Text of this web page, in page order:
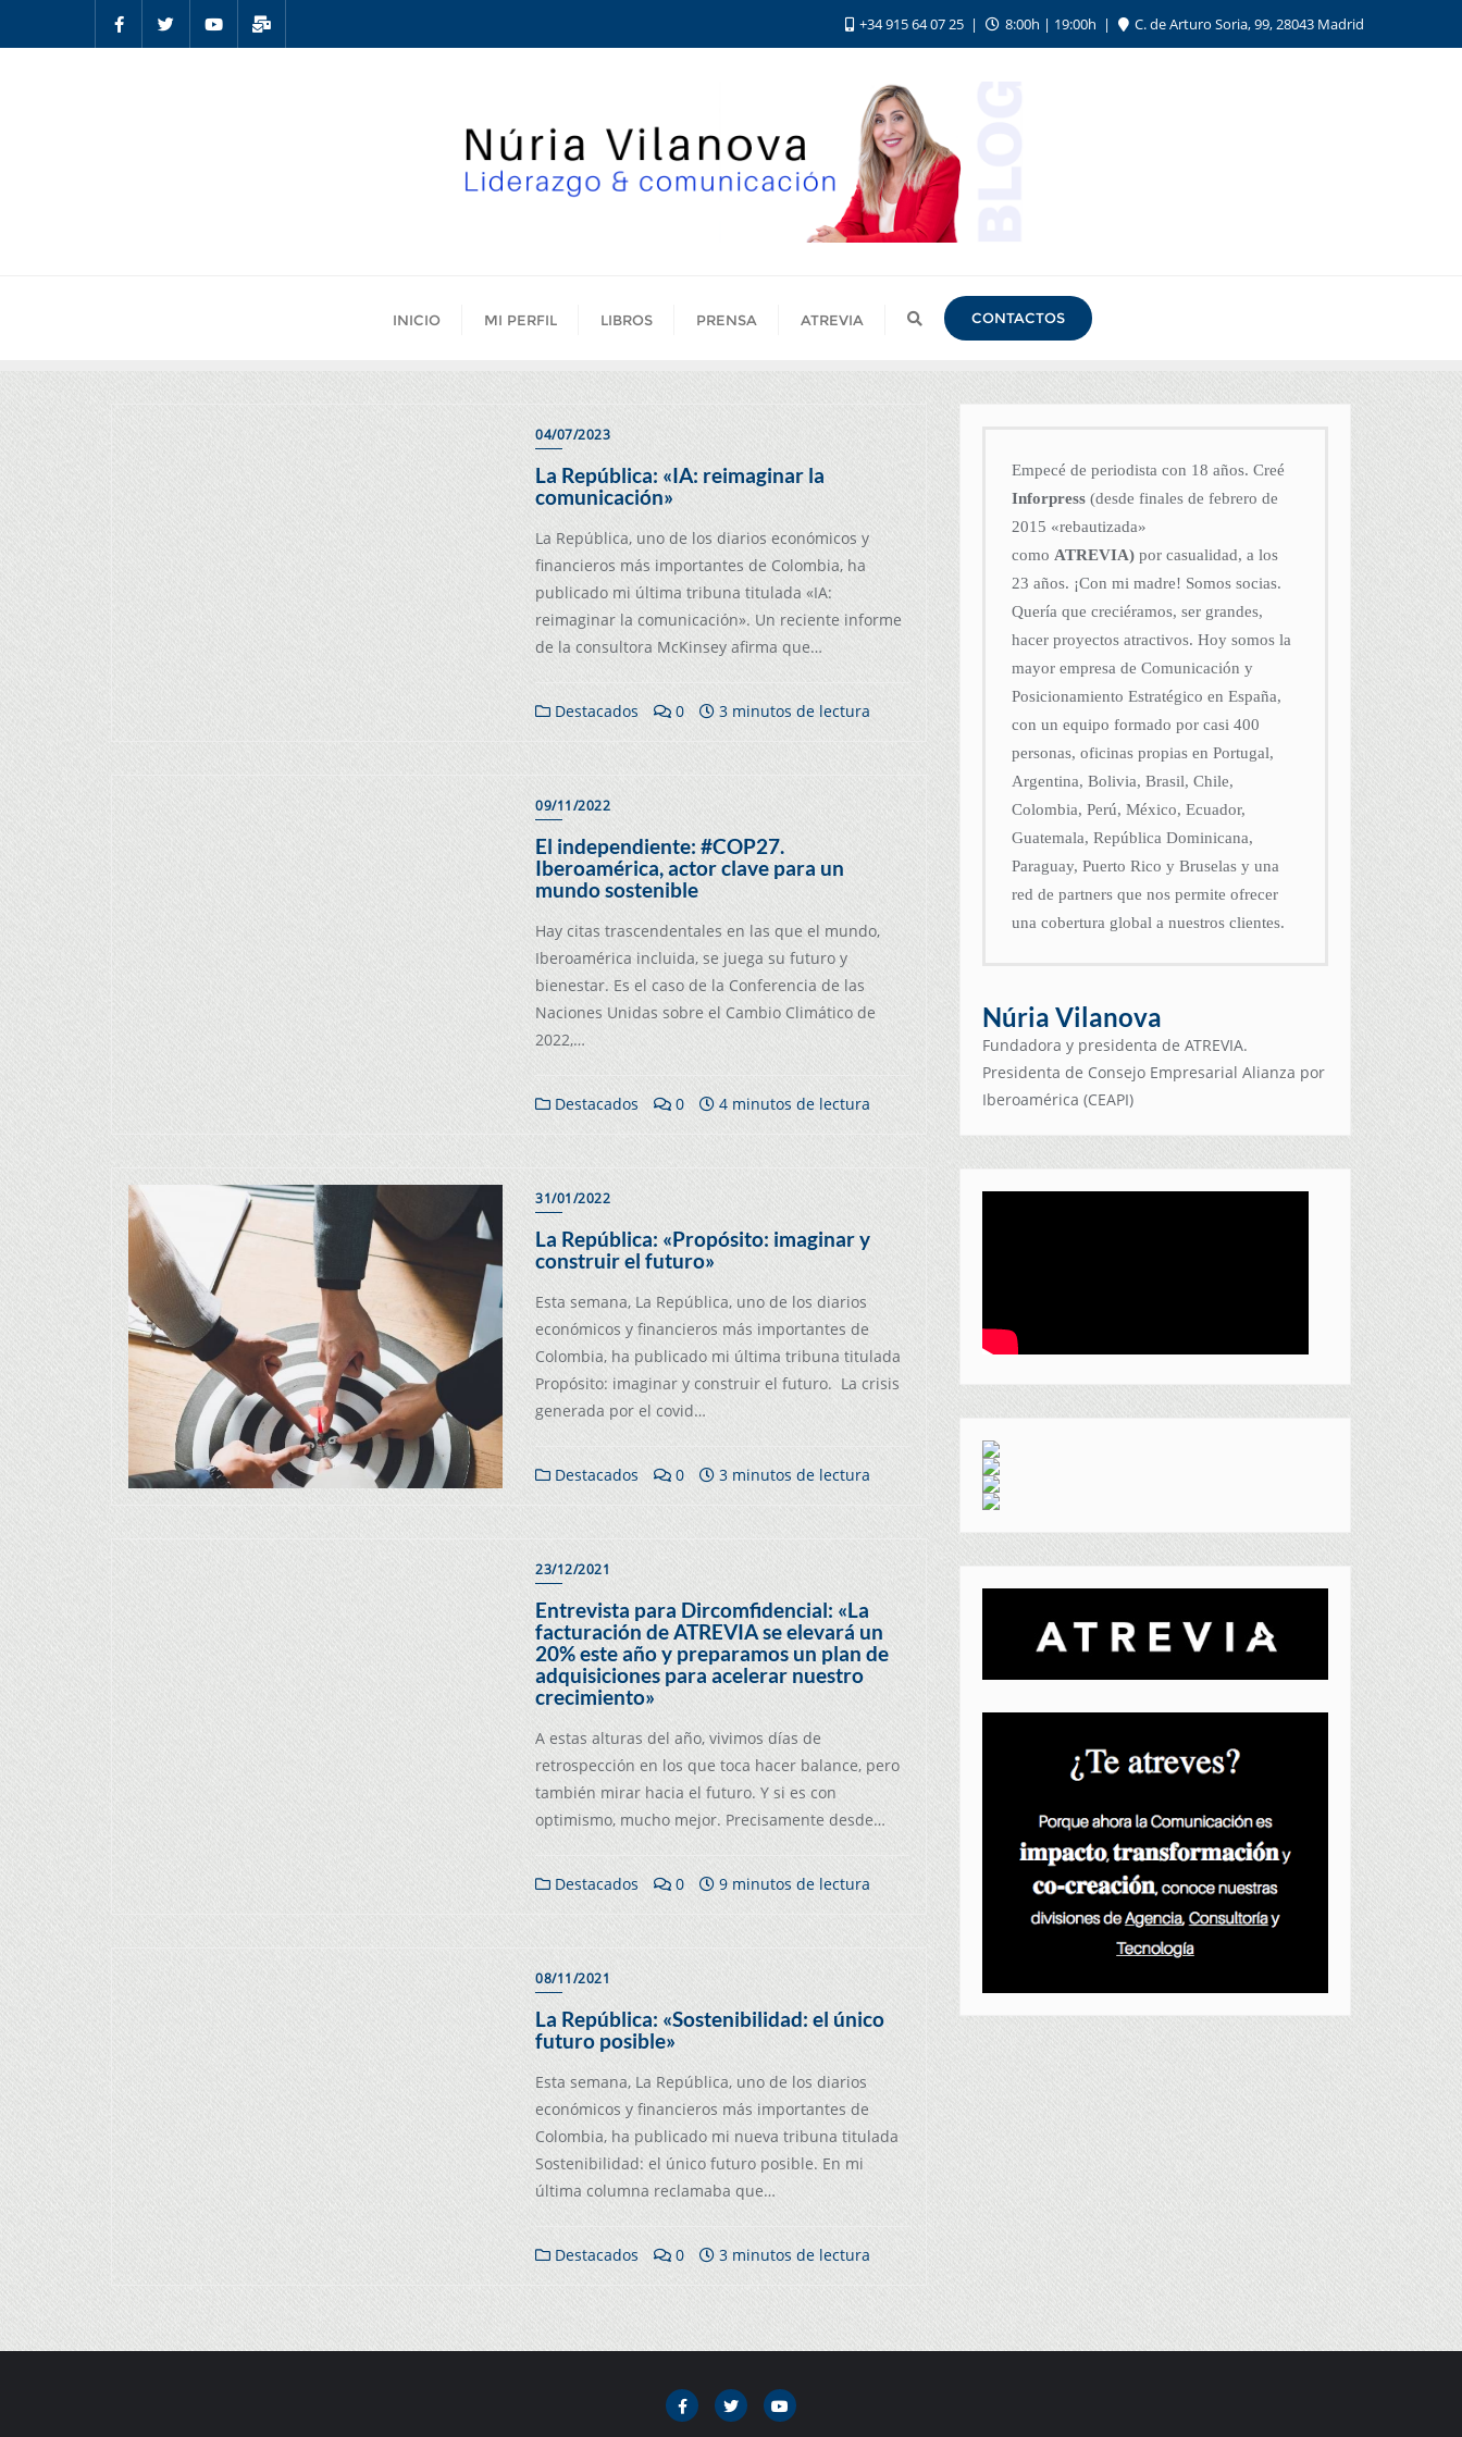
+34 915 64 07 25 8:00h | 19:00h C. de Arturo Soria, 99, 28043 Madrid
INICIO MI PERFIL LIBROS PRENSA ATREVIA CONTACTOS
04/07/2023
La República: «IA: reimaginar la
comunicación»
La República, uno de los diarios económicos y
financieros más importantes de Colombia, ha
publicado mi última tribuna titulada «IA:
reimaginar la comunicación». Un reciente informe
de la consultora McKinsey afirma que…
Destacados 0 3 minutos de lectura
09/11/2022
El independiente: #COP27.
Iberoamérica, actor clave para un
mundo sostenible
Hay citas trascendentales en las que el mundo,
Iberoamérica incluida, se juega su futuro y
bienestar. Es el caso de la Conferencia de las
Naciones Unidas sobre el Cambio Climático de
2022,…
Destacados 0 4 minutos de lectura
31/01/2022
La República: «Propósito: imaginar y
construir el futuro»
Esta semana, La República, uno de los diarios
económicos y financieros más importantes de
Colombia, ha publicado mi última tribuna titulada
Propósito: imaginar y construir el futuro. La crisis
generada por el covid…
Destacados 0 3 minutos de lectura
23/12/2021
Entrevista para Dircomfidencial: «La
facturación de ATREVIA se elevará un
20% este año y preparamos un plan de
adquisiciones para acelerar nuestro
crecimiento»
A estas alturas del año, vivimos días de
retrospección en los que toca hacer balance, pero
también mirar hacia el futuro. Y si es con
optimismo, mucho mejor. Precisamente desde…
Destacados 0 9 minutos de lectura
08/11/2021
La República: «Sostenibilidad: el único
futuro posible»
Esta semana, La República, uno de los diarios
económicos y financieros más importantes de
Colombia, ha publicado mi nueva tribuna titulada
Sostenibilidad: el único futuro posible. En mi
última columna reclamaba que…
Destacados 0 3 minutos de lectura
Empecé de periodista con 18 años. Creé
Inforpress (desde finales de febrero de
2015 «rebautizada»
como ATREVIA) por casualidad, a los
23 años. ¡Con mi madre! Somos socias.
Quería que creciéramos, ser grandes,
hacer proyectos atractivos. Hoy somos la
mayor empresa de Comunicación y
Posicionamiento Estratégico en España,
con un equipo formado por casi 400
personas, oficinas propias en Portugal,
Argentina, Bolivia, Brasil, Chile,
Colombia, Perú, México, Ecuador,
Guatemala, República Dominicana,
Paraguay, Puerto Rico y Bruselas y una
red de partners que nos permite ofrecer
una cobertura global a nuestros clientes.
Núria Vilanova
Fundadora y presidenta de ATREVIA.
Presidenta de Consejo Empresarial Alianza por
Iberoamérica (CEAPI)